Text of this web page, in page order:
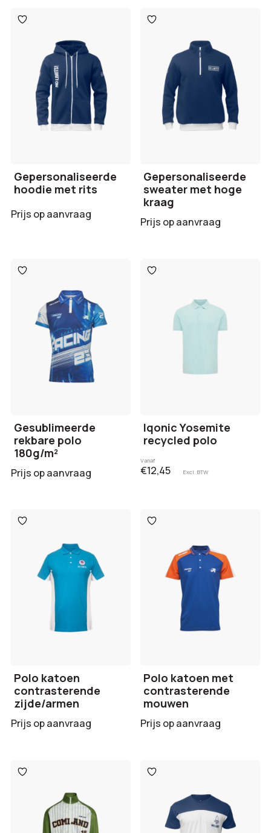
Toevoegen
aan
Gepersonaliseerde
hoodie met rits
Prijs op aanvraag
Toevoegen
aan
Gepersonaliseerde
sweater met hoge
kraag
Prijs op aanvraag
Toevoegen
aan
Gesublimeerde
rekbare polo
180g/m²
Prijs op aanvraag
Toevoegen
aan
Iqonic Yosemite
recycled polo
Vanaf
€12,45 Excl. BTW
Toevoegen
aan
Polo katoen
contrasterende
zijde/armen
Prijs op aanvraag
Toevoegen
aan
Polo katoen met
contrasterende
mouwen
Prijs op aanvraag
Toevoegen
aan
Toevoegen
aan